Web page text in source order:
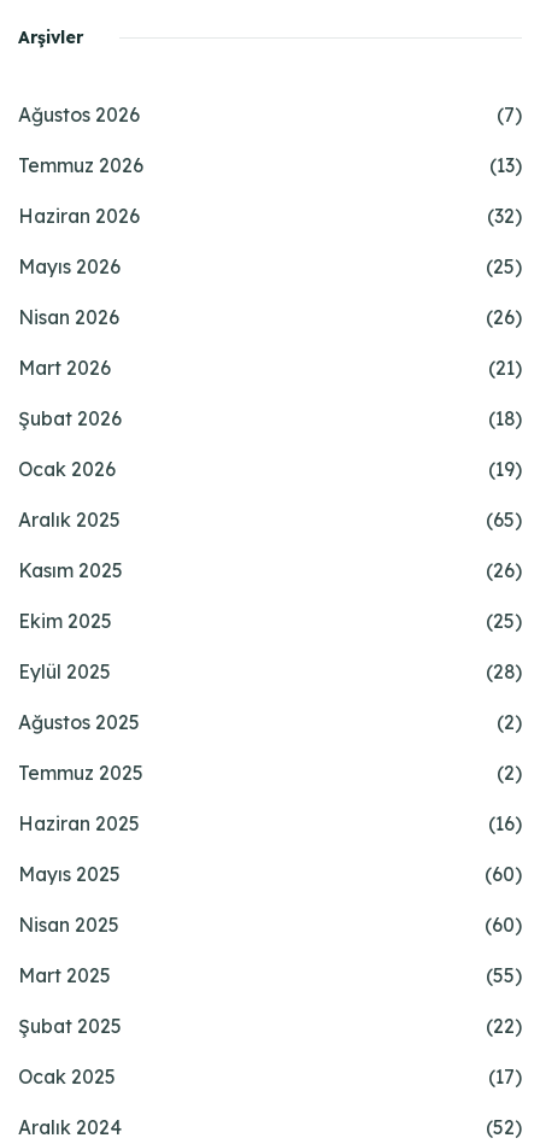
Arşivler
Ağustos 2026 (7)
Temmuz 2026 (13)
Haziran 2026 (32)
Mayıs 2026 (25)
Nisan 2026 (26)
Mart 2026 (21)
Şubat 2026 (18)
Ocak 2026 (19)
Aralık 2025 (65)
Kasım 2025 (26)
Ekim 2025 (25)
Eylül 2025 (28)
Ağustos 2025 (2)
Temmuz 2025 (2)
Haziran 2025 (16)
Mayıs 2025 (60)
Nisan 2025 (60)
Mart 2025 (55)
Şubat 2025 (22)
Ocak 2025 (17)
Aralık 2024 (52)